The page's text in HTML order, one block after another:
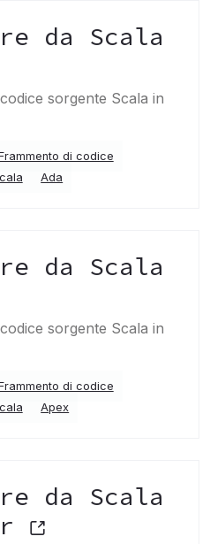
da Scala
sorgente Scala in
di codice
Ada
da Scala
sorgente Scala in
di codice
Apex
da Scala